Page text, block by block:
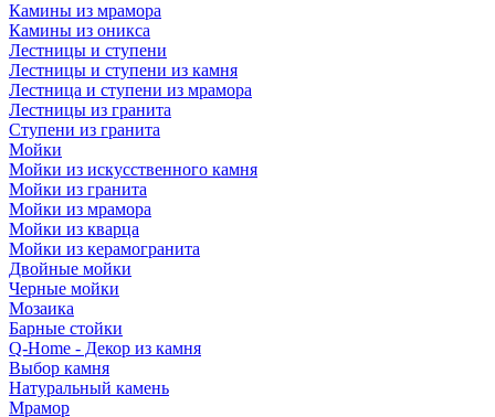
Камины из мрамора
Камины из оникса
Лестницы и ступени
Лестницы и ступени из камня
Лестница и ступени из мрамора
Лестницы из гранита
Ступени из гранита
Мойки
Мойки из искусственного камня
Мойки из гранита
Мойки из мрамора
Мойки из кварца
Мойки из керамогранита
Двойные мойки
Черные мойки
Мозаика
Барные стойки
Q-Home - Декор из камня
Выбор камня
Натуральный камень
Мрамор